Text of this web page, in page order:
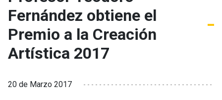
Fernández obtiene el
Premio a la Creación
Artística 2017
20 de Marzo 2017